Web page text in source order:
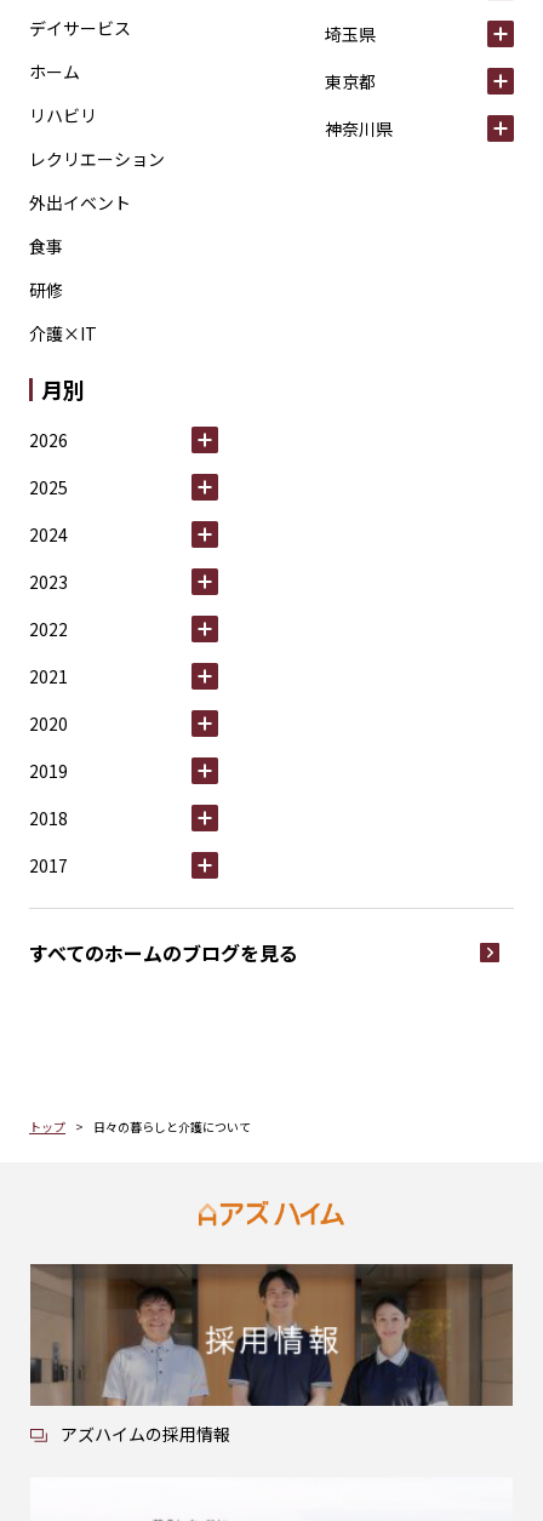
トップ 日々の暮らしと介護について
デイサービス
ホーム
リハビリ
レクリエーション
外出イベント
食事
研修
介護×IT
埼玉県
東京都
神奈川県
月別
2026
2025
2024
2023
2022
2021
2020
2019
2018
2017
すべてのホームのブログを見る
アズハイムの採用情報